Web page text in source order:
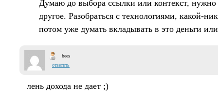
Думаю до выбора ссылки или контекст, нужно
другое. Разобраться с технологиями, какой-
потом уже думать вкладывать в это деньги
bees
ответить
лень дохода не дает ;)